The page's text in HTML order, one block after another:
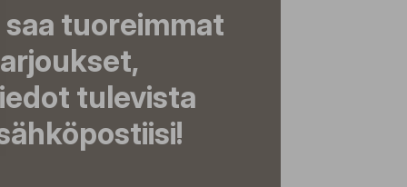
saa tuoreimmat
tulevista